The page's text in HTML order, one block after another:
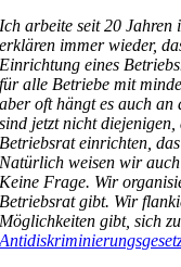
Ich arbeite seit 20
erklären immer wieder,
Einrichtung eines
für alle Betriebe mit
aber oft hängt es auch
sind jetzt nicht
Betriebsrat einrichten,
Natürlich weisen wir auch
Keine Frage. Wir
Betriebsrat gibt. Wir
Möglichkeiten gibt, sich